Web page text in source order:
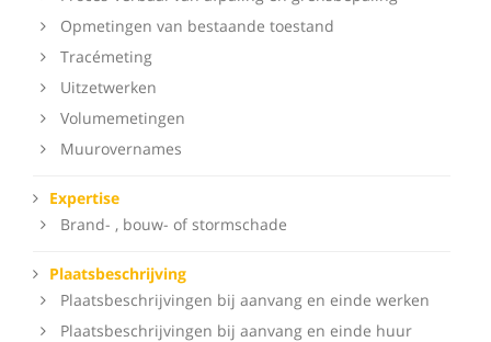
Opmetingen van bestaande toestand
Tracémeting
Uitzetwerken
Volumemetingen
Muurovernames
Expertise
Brand- , bouw- of stormschade
Plaatsbeschrijving
Plaatsbeschrijvingen bij aanvang en einde werken
Plaatsbeschrijvingen bij aanvang en einde huur